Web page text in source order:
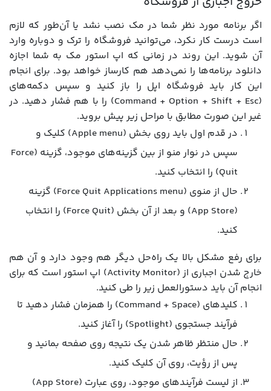
اگر برنامه مورد نظر شما در مک نصب نشد یا آن‌طور که لازم
است درست کار نکرد، می‌توانید فروشگاه را ترک و دوباره وارد
آن شوید. این روند در زمانی که اپ استور مک به شما اجازه
دانلود برنامه‌ها را نمی‌دهد هم کارساز خواهد بود. برای انجام
این کار باید فروشگاه اپل را باز کنید و سپس دکمه‌های
(Command + Option + Shift + Esc) را با هم فشار دهید. در
غیر این صورت مطابق با مراحل زیر پیش بروید.
در قدم اول باید روی بخش (Apple menu) کلیک و
سپس در نوار منو از بین گزینه‌های موجود، گزینه (Force
Quit) را انتخاب کنید.
حال از منوی (Force Quit Applications menu) گزینه
(App Store) و بعد از آن بخش (Force Quit) را انتخاب
کنید.
برای رفع مشکل بالا یک راه‌حل دیگر هم وجود دارد و آن هم
خارج شدن اجباری از (Activity Monitor) اپ استور است که برای
انجام آن باید دستورالعمل زیر را طی کنید.
کلیدهای (Command + Space) را همزمان فشار دهید تا
فرآیند جستجوی (Spotlight) را آغاز کنید.
حال منتظر ظاهر شدن یک نتیجه روی صفحه بمانید و
پس از رؤیت، روی آن کلیک کنید.
از لیست فرآیندهای موجود، روی عبارت (App Store)